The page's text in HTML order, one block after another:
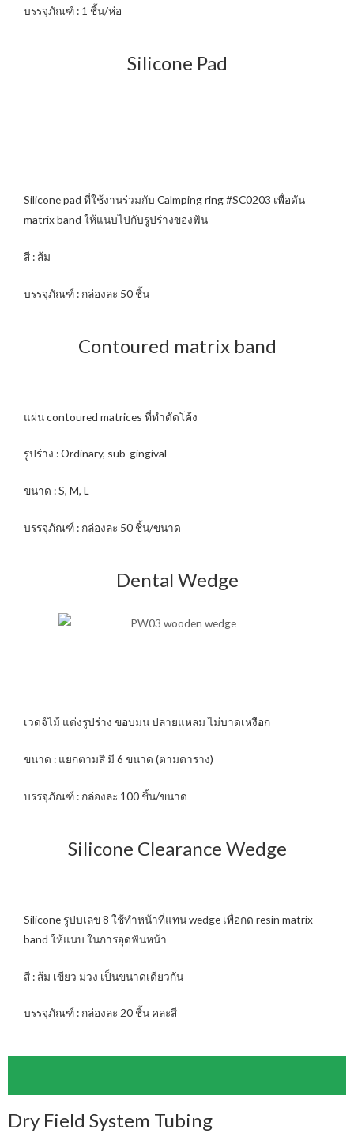
บรรจุภัณฑ์ : 1 ชิ้น/ห่อ
Silicone Pad
Silicone pad ที่ใช้งานร่วมกับ Calmping ring #SC0203 เพื่อดัน
matrix band ให้แนบไปกับรูปร่างของฟัน
สี : ส้ม
บรรจุภัณฑ์ : กล่องละ 50 ชิ้น
Contoured matrix band
แผ่น contoured matrices ที่ทำดัดโค้ง
รูปร่าง : Ordinary, sub-gingival
ขนาด : S, M, L
บรรจุภัณฑ์ : กล่องละ 50 ชิ้น/ขนาด
Dental Wedge
เวดจ์ไม้ แต่งรูปร่าง ขอบมน ปลายแหลม ไม่บาดเหงือก
ขนาด : แยกตามสี มี 6 ขนาด (ตามตาราง)
บรรจุภัณฑ์ : กล่องละ 100 ชิ้น/ขนาด
Silicone Clearance Wedge
Silicone รูปบเลข 8 ใช้ทำหน้าที่แทน wedge เพื่อกด resin matrix
band ให้แนบ ในการอุดฟันหน้า
สี : ส้ม เขียว ม่วง เป็นขนาดเดียวกัน
บรรจุภัณฑ์ : กล่องละ 20 ชิ้น คละสี
Dry Field System Tubing